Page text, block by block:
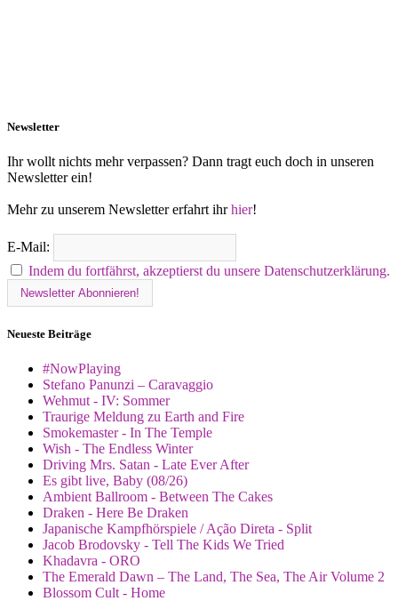
Newsletter
Ihr wollt nichts mehr verpassen? Dann tragt euch doch in unseren
Newsletter ein!
Mehr zu unserem Newsletter erfahrt ihrhier!
E-Mail:
Indem du fortfährst, akzeptierst du unsere Datenschutzerklärung.
Neueste Beiträge
#NowPlaying
Stefano Panunzi – Caravaggio
Wehmut - IV: Sommer
Traurige Meldung zu Earth and Fire
Smokemaster - In The Temple
Wish - The Endless Winter
Driving Mrs. Satan - Late Ever After
Es gibt live, Baby (08/26)
Ambient Ballroom - Between The Cakes
Draken - Here Be Draken
Japanische Kampfhörspiele / Ação Direta - Split
Jacob Brodovsky - Tell The Kids We Tried
Khadavra - ORO
The Emerald Dawn – The Land, The Sea, The Air Volume 2
Blossom Cult - Home